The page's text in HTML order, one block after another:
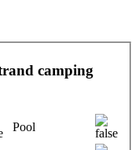
camping
Pool